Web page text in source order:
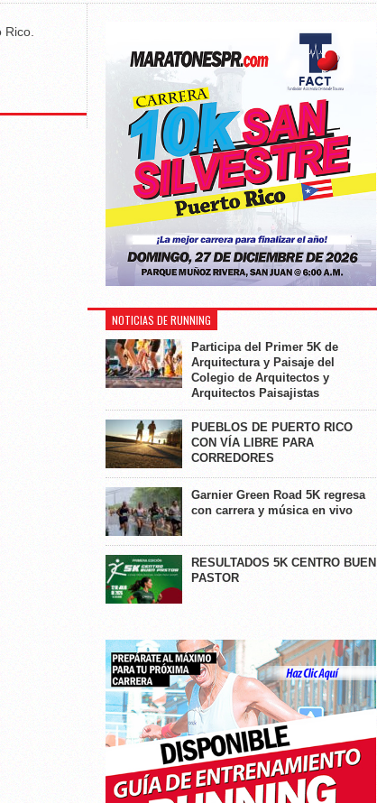
NOTICIAS DE RUNNING
Participa del Primer 5K de
Arquitectura y Paisaje del
Colegio de Arquitectos y
Arquitectos Paisajistas
PUEBLOS DE PUERTO RICO
CON VÍA LIBRE PARA
CORREDORES
Garnier Green Road 5K regresa
con carrera y música en vivo
RESULTADOS 5K CENTRO BUEN
PASTOR